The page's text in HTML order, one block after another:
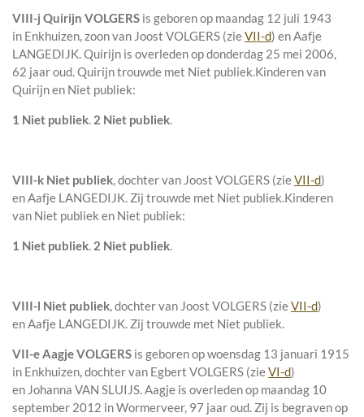
VIII-j Quirijn VOLGERS is geboren op maandag 12 juli 1943
in Enkhuizen, zoon van Joost VOLGERS (zieVII-d) enAafje
LANGEDIJK. Quirijn is overleden op donderdag 25 mei 2006,
62 jaar oud. Quirijn trouwde met Niet publiek.Kinderen van
Quirijn en Niet publiek:
1 Niet publiek. 2 Niet publiek.
VIII-k Niet publiek, dochter van Joost VOLGERS (zieVII-d)
enAafje LANGEDIJK. Zij trouwde met Niet publiek.Kinderen
van Niet publiek en Niet publiek:
1 Niet publiek. 2 Niet publiek.
VIII-l Niet publiek, dochter van Joost VOLGERS (zieVII-d)
enAafje LANGEDIJK. Zij trouwde met Niet publiek.
VII-eAagje VOLGERS is geboren op woensdag 13 januari 1915
in Enkhuizen, dochter van Egbert VOLGERS (zieVI-d)
en Johanna VAN SLUIJS. Aagje is overleden op maandag 10
september 2012 inWormerveer, 97 jaar oud. Zij is begraven op